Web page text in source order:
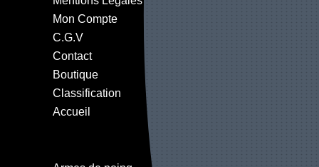
Mon Compte
C.G.V
Contact
Boutique
Classification
Accueil